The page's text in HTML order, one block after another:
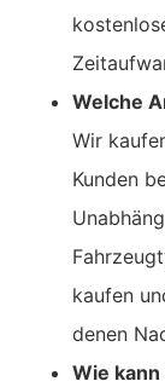
Welche
Wir
Kunden
kaufen
denen
Wie